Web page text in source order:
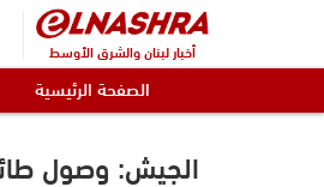
أخبار لبنان والشرق الأوسط
الصفحة الرئيسية
الجيش: وصول